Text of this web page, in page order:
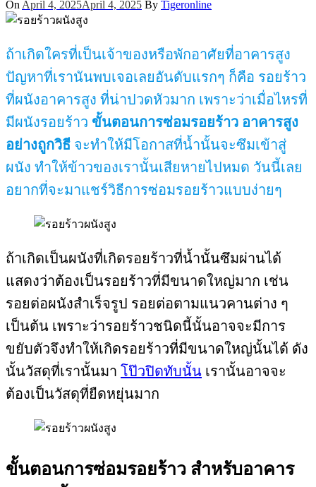
OnApril 4, 2025April 4, 2025 By Tigeronline
ถ้าเกิดใครที่เป็นเจ้าของหรือพักอาศัยที่อาคารสูง
ปัญหาที่เรานันพบเจอเลยอันดับแรกๆ ก็คือ รอยร้าว
ที่ผนังอาคารสูง ที่น่าปวดหัวมาก เพราะว่าเมื่อไหรที่
มีผนังรอยร้าว ขั้นตอนการซ่อมรอยร้าว อาคารสูง
อย่างถูกวิธี จะทำให้มีโอกาสที่น้ำนั้นจะซึมเข้าสู่
ผนัง ทำให้ข้าวของเรานั้นเสียหายไปหมด วันนี้เลย
อยากที่จะมาแชร์วิธีการซ่อมรอยร้าวแบบง่ายๆ
ถ้าเกิดเป็นผนังที่เกิดรอยร้าวที่น้ำนั้นซึมผ่านได้
แสดงว่าต้องเป็นรอยร้าวที่มีขนาดใหญ่มาก เช่น
รอยต่อผนังสำเร็จรูป รอยต่อตามแนวคานต่าง ๆ
เป็นต้น เพราะว่ารอยร้าวชนิดนี้นั้นอาจจะมีการ
ขยับตัวจึงทำให้เกิดรอยร้าวที่มีขนาดใหญ่นั้นได้ ดัง
นั้นวัสดุที่เรานั้นมา โป๊วปิดทับนั้น เรานั้นอาจจะ
ต้องเป็นวัสดุที่ยืดหยุ่นมาก
ขั้นตอนการซ่อมรอยร้าว สำหรับอาคาร